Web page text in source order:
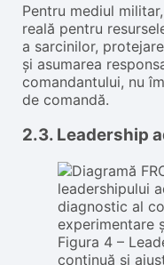
Pentru mediul
reală pentru
a sarcinilor,
și asumarea
comandantului, nu
de comandă.
2.3. Leadership
Figura 4 –
continuă și